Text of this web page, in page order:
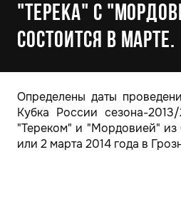
"Терека" с
состоится в марте.
Определены даты
Кубка России сезона-
"Тереком" и "Мордовией" из
или 2 марта 2014 года в